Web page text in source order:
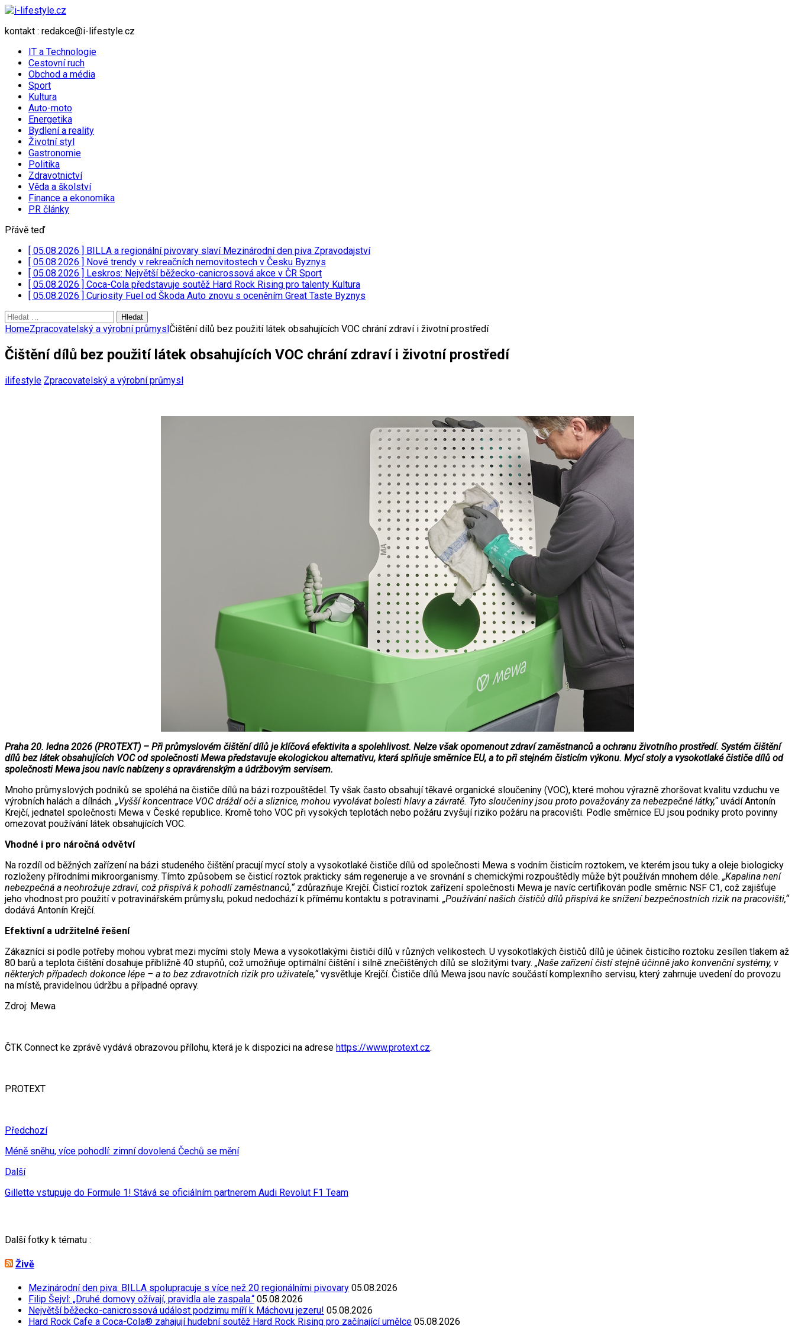
kontakt : redakce@i-lifestyle.cz
IT a Technologie
Cestovní ruch
Obchod a média
Sport
Kultura
Auto-moto
Energetika
Bydlení a reality
Životní styl
Gastronomie
Politika
Zdravotnictví
Věda a školství
Finance a ekonomika
PR články
Přávě teď
[ 05.08.2026 ] BILLA a regionální pivovary slaví Mezinárodní den piva Zpravodajství
[ 05.08.2026 ] Nové trendy v rekreačních nemovitostech v Česku Byznys
[ 05.08.2026 ] Leskros: Největší běžecko-canicrossová akce v ČR Sport
[ 05.08.2026 ] Coca-Cola představuje soutěž Hard Rock Rising pro talenty Kultura
[ 05.08.2026 ] Curiosity Fuel od Škoda Auto znovu s oceněním Great Taste Byznys
Vyhledávání
HomeZpracovatelský a výrobní průmyslČištění dílů bez použití látek obsahujících VOC chrání zdraví i životní prostředí
Čištění dílů bez použití látek obsahujících VOC chrání zdraví i životní prostředí
ilifestyle Zpracovatelský a výrobní průmysl
Praha 20. ledna 2026 (PROTEXT) – Při průmyslovém čištění dílů je klíčová efektivita a spolehlivost. Nelze však opomenout zdraví zaměstnanců a ochranu životního prostředí. Systém čištění
dílů bez látek obsahujících VOC od společnosti Mewa představuje ekologickou alternativu, která splňuje směrnice EU, a to při stejném čisticím výkonu. Mycí stoly a vysokotlaké čističe dílů od
společnosti Mewa jsou navíc nabízeny s opravárenským a údržbovým servisem.
Mnoho průmyslových podniků se spoléhá na čističe dílů na bázi rozpouštědel. Ty však často obsahují těkavé organické sloučeniny (VOC), které mohou výrazně zhoršovat kvalitu vzduchu ve
výrobních halách a dílnách. „Vyšší koncentrace VOC dráždí oči a sliznice, mohou vyvolávat bolesti hlavy a závratě. Tyto sloučeniny jsou proto považovány za nebezpečné látky,“uvádí Antonín
Krejčí, jednatel společnosti Mewa v České republice. Kromě toho VOC při vysokých teplotách nebo požáru zvyšují riziko požáru na pracovišti. Podle směrnice EU jsou podniky proto povinny
omezovat používání látek obsahujících VOC.
Vhodné i pro náročná odvětví
Na rozdíl od běžných zařízení na bázi studeného čištění pracují mycí stoly a vysokotlaké čističe dílů od společnosti Mewa s vodním čisticím roztokem, ve kterém jsou tuky a oleje biologicky
rozloženy přírodními mikroorganismy. Tímto způsobem se čisticí roztok prakticky sám regeneruje a ve srovnání s chemickými rozpouštědly může být používán mnohem déle. „Kapalina není
nebezpečná a neohrožuje zdraví, což přispívá k pohodlí zaměstnanců,“ zdůrazňuje Krejčí. Čisticí roztok zařízení společnosti Mewa je navíc certifikován podle směrnic NSF C1, což zajišťuje
jeho vhodnost pro použití v potravinářském průmyslu, pokud nedochází k přímému kontaktu s potravinami. „Používání našich čističů dílů přispívá ke snížení bezpečnostních rizik na pracovišti,“
dodává Antonín Krejčí.
Efektivní a udržitelné řešení
Zákazníci si podle potřeby mohou vybrat mezi mycími stoly Mewa a vysokotlakými čističi dílů v různých velikostech. U vysokotlakých čističů dílů je účinek čisticího roztoku zesílen tlakem až
80 barů a teplota čištění dosahuje přibližně 40 stupňů, což umožňuje optimální čištění i silně znečištěných dílů se složitými tvary. „Naše zařízení čistí stejně účinně jako konvenční systémy, v
některých případech dokonce lépe – a to bez zdravotních rizik pro uživatele,“vysvětluje Krejčí. Čističe dílů Mewa jsou navíc součástí komplexního servisu, který zahrnuje uvedení do provozu
na místě, pravidelnou údržbu a případné opravy.
Zdroj: Mewa
ČTK Connect ke zprávě vydává obrazovou přílohu, která je k dispozici na adrese https://www.protext.cz.
PROTEXT
Předchozí
Méně sněhu, více pohodlí: zimní dovolená Čechů se mění
Další
Gillette vstupuje do Formule 1! Stává se oficiálním partnerem Audi Revolut F1 Team
Další fotky k tématu :
Živě
Mezinárodní den piva: BILLA spolupracuje s více než 20 regionálními pivovary 05.08.2026
Filip Šejvl: „Druhé domovy ožívají, pravidla ale zaspala.“ 05.08.2026
Největší běžecko-canicrossová událost podzimu míří k Máchovu jezeru! 05.08.2026
Hard Rock Cafe a Coca-Cola® zahajují hudební soutěž Hard Rock Rising pro začínající umělce 05.08.2026